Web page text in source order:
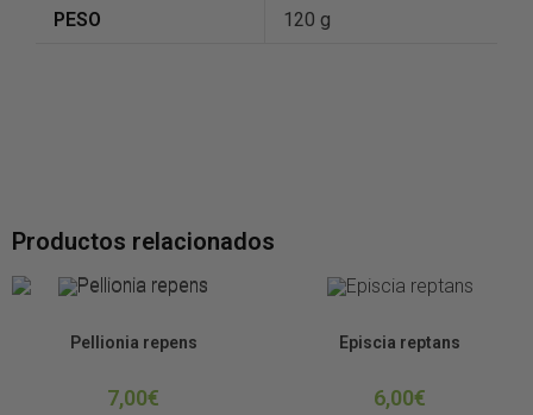
PESO 120 g
Productos relacionados
Pellionia repens
7,00€
Episcia reptans
6,00€